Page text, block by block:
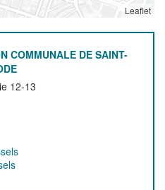
Leaflet
COMMUNALE DE SAINT-
12-13